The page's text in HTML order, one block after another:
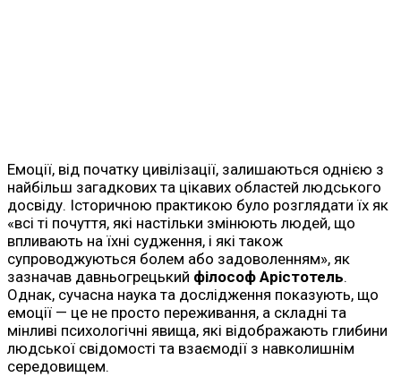
Емоції, від початку цивілізації, залишаються однією з
найбільш загадкових та цікавих областей людського
досвіду. Історичною практикою було розглядати їх як
«всі ті почуття, які настільки змінюють людей, що
впливають на їхні судження, і які також
супроводжуються болем або задоволенням», як
зазначав давньогрецький філософ Арістотель.
Однак, сучасна наука та дослідження показують, що
емоції — це не просто переживання, а складні та
мінливі психологічні явища, які відображають глибини
людської свідомості та взаємодії з навколишнім
середовищем.